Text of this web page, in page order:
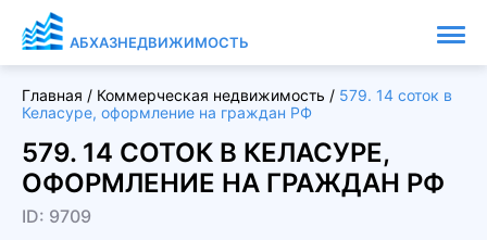
АБХАЗНЕДВИЖИМОСТЬ
Главная / Коммерческая недвижимость / 579. 14 соток в
Келасуре, оформление на граждан РФ
579. 14 СОТОК В КЕЛАСУРЕ,
ОФОРМЛЕНИЕ НА ГРАЖДАН РФ
ID: 9709